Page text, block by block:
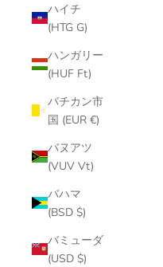
ハイチ
(HTG G)
ハンガリー
(HUF Ft)
バチカン市
国 (EUR €)
バヌアツ
(VUV Vt)
バハマ
(BSD $)
バミューダ
(USD $)